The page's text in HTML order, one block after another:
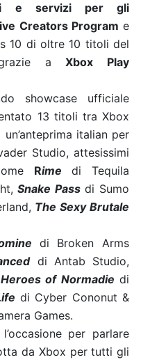
e servizi per gli
Creators Programe
10 di oltre 10 titoli del
grazie aXbox Play
showcase ufficiale
13 titoli tra Xbox
italian per
Studio, attesissimi
Rime di Tequila
Snake Passdi Sumo
The Sexy Brutale
di Broken Arms
di Antab Studio,
Heroes of Normadie di
di Cyber Cononut &
Games.
per parlare
da Xbox per tutti gli